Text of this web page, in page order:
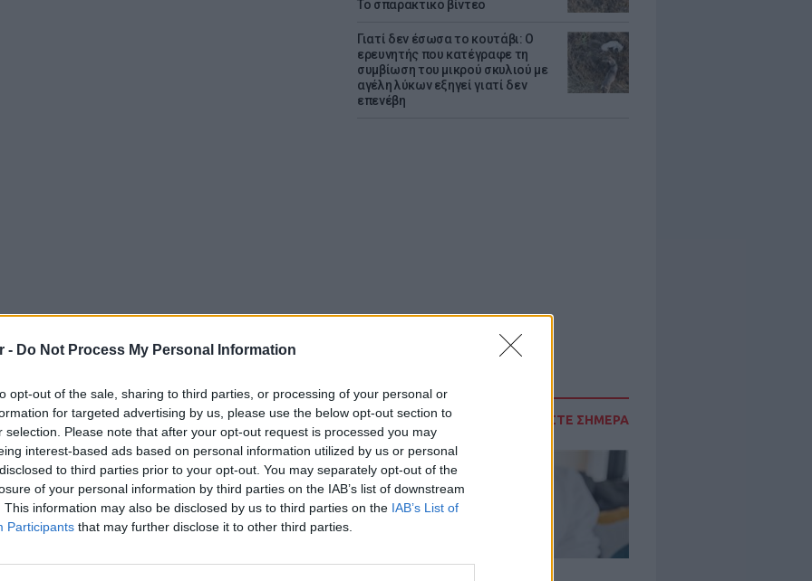
- Do Not Process My Personal Information
opt-out of the sale, sharing to third parties, or processing of your personal or
for targeted advertising by us, please use the below opt-out section to
selection. Please note that after your opt-out request is processed you may
interest-based ads based on personal information utilized by us or personal
to third parties prior to your opt-out. You may separately opt-out of the
of your personal information by third parties on the IAB’s list of downstream
This information may also be disclosed by us to third parties on the IAB’s List of
Participants that may further disclose it to other third parties.
Το σπαρακτικό βίντεο
Γιατί δεν έσωσα το κουτάβι: Ο
ερευνητής που κατέγραφε τη
συμβίωση του μικρού σκυλιού με
αγέλη λύκων εξηγεί γιατί δεν
επενέβη
ΔΙΑΒΑΣΤΕ ΣΗΜΕΡΑ
Final Four, οι «αιώνιοι» θα παίξουν σε
προηγηθεί τρεις αναμετρήσεις στα
Four του Κυπέλλου Πρωταθλητριών στο Τελ
του Παναθηναϊκού με 77-72 στον
αντιμέτωπες στον ημιτελικό της
όπου οι «ερυθρόλευκοι» επιβλήθηκαν με